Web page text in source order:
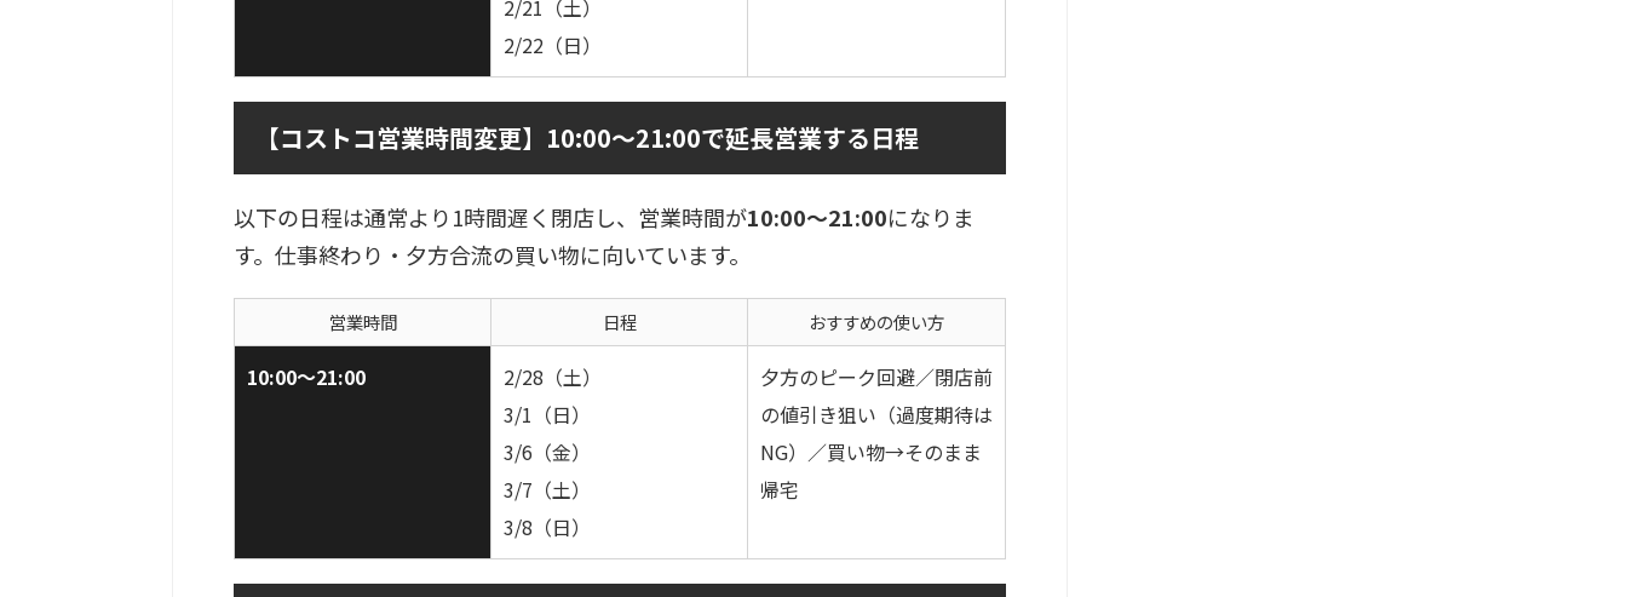
2/21（土）
2/22（日）
【コストコ営業時間変更】10:00〜21:00で延長営業する日程
以下の日程は通常より1時間遅く閉店し、営業時間が10:00〜21:00になりま
す。仕事終わり・夕方合流の買い物に向いています。
営業時間 日程 おすすめの使い方
10:00〜21:00
2/28（土）
3/1（日）
3/6（金）
3/7（土）
3/8（日）
夕方のピーク回避／閉店前
の値引き狙い（過度期待は
NG）／買い物→そのまま
帰宅